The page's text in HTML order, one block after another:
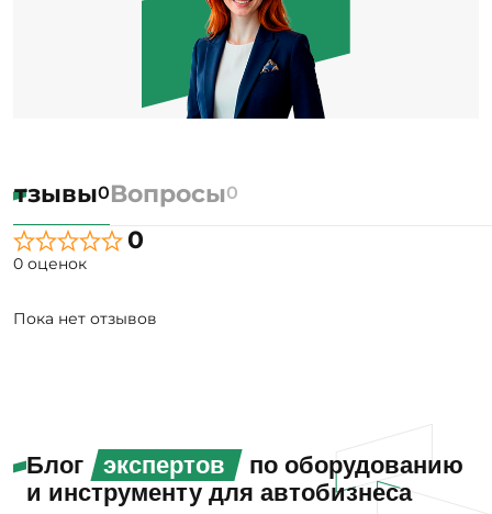
0Вопросы0
0
0 оценок
Пока нет отзывов
Блог экспертов
по оборудованию
и инструменту для автобизнеса